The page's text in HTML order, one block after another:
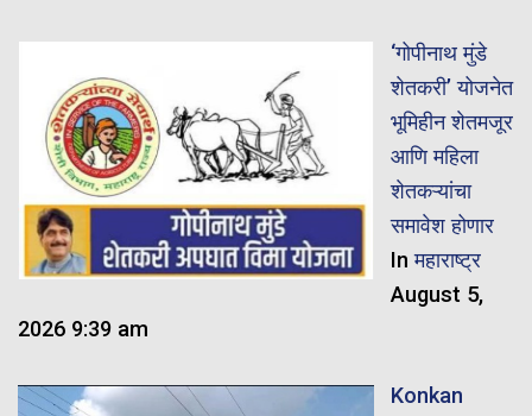
‘गोपीनाथ मुंडे
शेतकरी’ योजनेत
भूमिहीन शेतमजूर
आणि महिला
शेतकऱ्यांचा
समावेश होणार
Inमहाराष्ट्र
August 5,
2026 9:39 am
Konkan